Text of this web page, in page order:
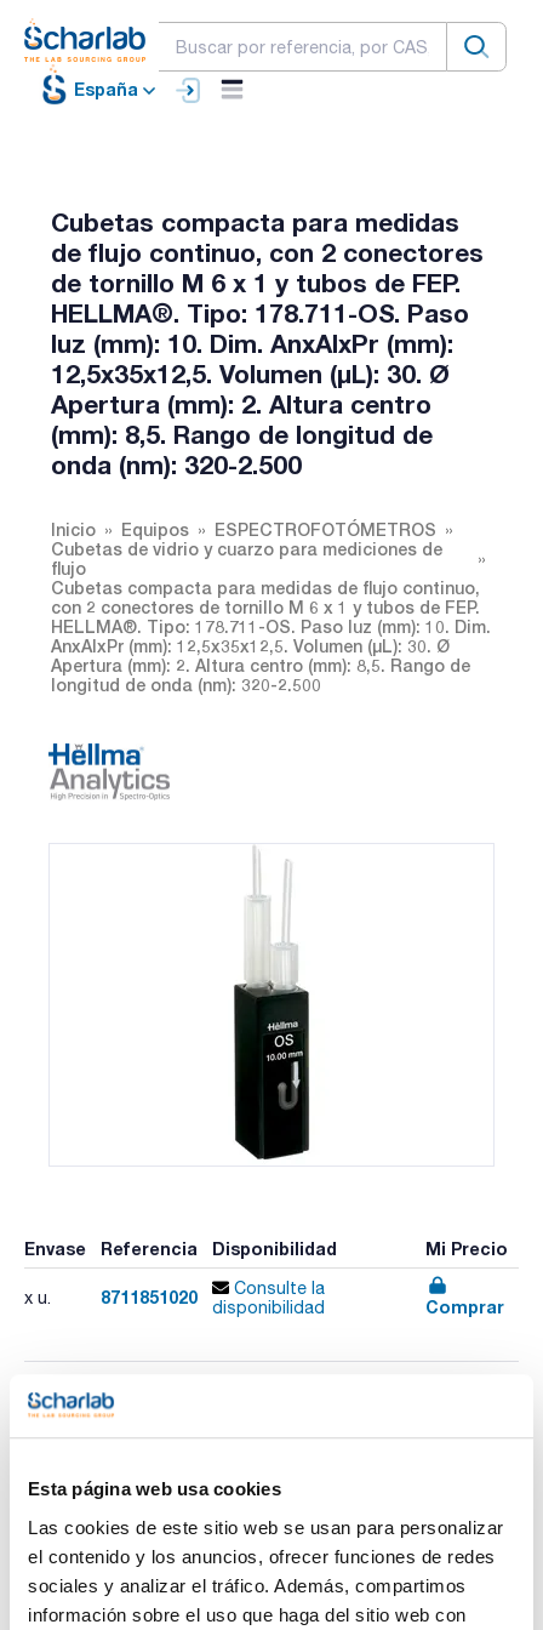
Esta página web usa cookies
Las cookies de este sitio web se usan para personalizar
el contenido y los anuncios, ofrecer funciones de redes
sociales y analizar el tráfico. Además, compartimos
información sobre el uso que haga del sitio web con
España
Cubetas compacta para medidas
de flujo continuo, con 2 conectores
de tornillo M 6 x 1 y tubos de FEP.
HELLMA®. Tipo: 178.711-OS. Paso
luz (mm): 10. Dim. AnxAlxPr (mm):
12,5x35x12,5. Volumen (µL): 30. Ø
Apertura (mm): 2. Altura centro
(mm): 8,5. Rango de longitud de
onda (nm): 320-2.500
Inicio Equipos
ESPECTROFOTÓMETROS
Cubetas de vidrio y cuarzo para mediciones de
flujo
Cubetas compacta para medidas de flujo continuo,
con 2 conectores de tornillo M 6 x 1 y tubos de FEP.
HELLMA®. Tipo: 178.711-OS. Paso luz (mm): 10. Dim.
AnxAlxPr (mm): 12,5x35x12,5. Volumen (µL): 30. Ø
Apertura (mm): 2. Altura centro (mm): 8,5. Rango de
longitud de onda (nm): 320-2.500
Envase Referencia Disponibilidad Mi Precio
x u. 8711851020
Consulte la
disponibilidad
Comprar
Imprimir ficha de
producto
Tipo : 178.711-OS
Paso de luz (mm) : 10
Altura del centro (mm) : 8,5
Dimensiones externas AlxAnxPr (mm) : 35 x 12,5 x 12,5
Abertura AlxAn (mm) : Ø 2
Volumen (µL) : 30
Especificaciones : Con conectores roscados M 6 x 1 y tubos
FEP (diámetro externo 1,9 mm, diámetro interno 1,1 mm y 500
Ver más